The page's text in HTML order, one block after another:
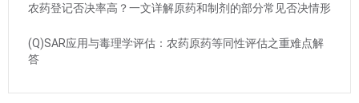
农药登记否决率高？一文详解原药和制剂的部分常见否决情形
(Q)SAR应用与毒理学评估：农药原药等同性评估之重难点解
答